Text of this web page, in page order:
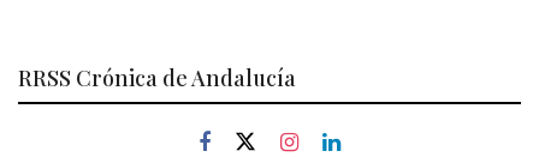
RRSS Crónica de Andalucía